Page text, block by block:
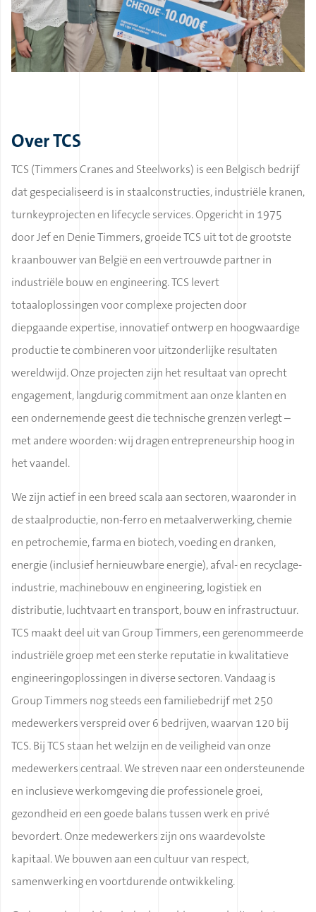
Over TCS
TCS (Timmers Cranes and Steelworks) is een Belgisch bedrijf
dat gespecialiseerd is in staalconstructies, industriële kranen,
turnkeyprojecten en lifecycle services. Opgericht in 1975
door Jef en Denie Timmers, groeide TCS uit tot de grootste
kraanbouwer van België en een vertrouwde partner in
industriële bouw en engineering. TCS levert
totaaloplossingen voor complexe projecten door
diepgaande expertise, innovatief ontwerp en hoogwaardige
productie te combineren voor uitzonderlijke resultaten
wereldwijd. Onze projecten zijn het resultaat van oprecht
engagement, langdurig commitment aan onze klanten en
een ondernemende geest die technische grenzen verlegt –
met andere woorden: wij dragen entrepreneurship hoog in
het vaandel.
We zijn actief in een breed scala aan sectoren, waaronder in
de staalproductie, non-ferro en metaalverwerking, chemie
en petrochemie, farma en biotech, voeding en dranken,
energie (inclusief hernieuwbare energie), afval- en recyclage-
industrie, machinebouw en engineering, logistiek en
distributie, luchtvaart en transport, bouw en infrastructuur.
TCS maakt deel uit van Group Timmers, een gerenommeerde
industriële groep met een sterke reputatie in kwalitatieve
engineeringoplossingen in diverse sectoren. Vandaag is
Group Timmers nog steeds een familiebedrijf met 250
medewerkers verspreid over 6 bedrijven, waarvan 120 bij
TCS. Bij TCS staan het welzijn en de veiligheid van onze
medewerkers centraal. We streven naar een ondersteunende
en inclusieve werkomgeving die professionele groei,
gezondheid en een goede balans tussen werk en privé
bevordert. Onze medewerkers zijn ons waardevolste
kapitaal. We bouwen aan een cultuur van respect,
samenwerking en voortdurende ontwikkeling.